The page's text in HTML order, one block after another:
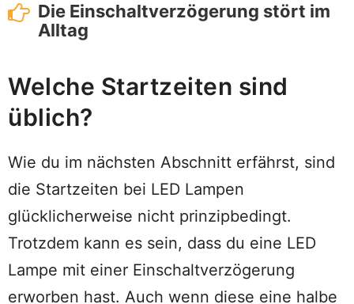
Die Einschaltverzögerung stört im
Alltag
Welche Startzeiten sind
üblich?
Wie du im nächsten Abschnitt erfährst, sind
die Startzeiten bei LED Lampen
glücklicherweise nicht prinzipbedingt.
Trotzdem kann es sein, dass du eine LED
Lampe mit einer Einschaltverzögerung
erworben hast. Auch wenn diese eine halbe